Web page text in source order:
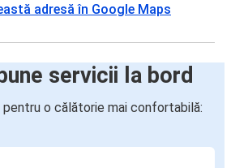
adresă în Google Maps
servicii la bord
pentru o călătorie mai confortabilă: